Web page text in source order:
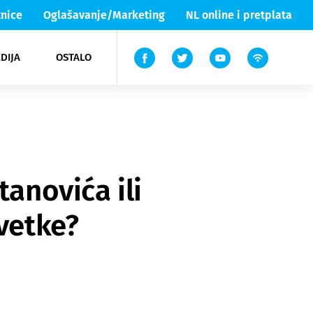
Oglašavanje/Marketing NL online i pretplata
OSTALO
Lika & Senj
TV
ili